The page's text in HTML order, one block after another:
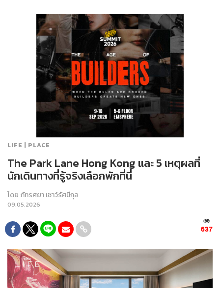
LIFE | PLACE
The Park Lane Hong Kong และ 5 เหตุผลที่
นักเดินทางที่รู้จริงเลือกพักที่นี่
โดย ภัทรศยา เชาว์รัศมีกุล
09.05.2026
637